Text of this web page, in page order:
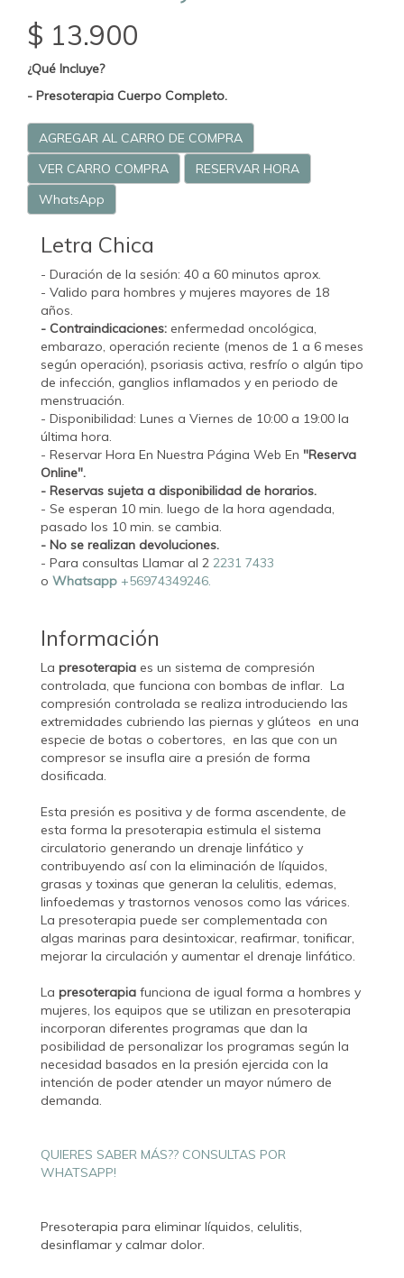
$ 13.900
¿Qué Incluye?
- Presoterapia Cuerpo Completo.
AGREGAR AL CARRO DE COMPRA
VER CARRO COMPRA
RESERVAR HORA
WhatsApp
Letra Chica
- Duración de la sesión: 40 a 60 minutos aprox.
- Valido para hombres y mujeres mayores de 18
años.
- Contraindicaciones: enfermedad oncológica,
embarazo, operación reciente (menos de 1 a 6 meses
según operación), psoriasis activa, resfrío o algún tipo
de infección, ganglios inflamados y en periodo de
menstruación.
- Disponibilidad: Lunes a Viernes de 10:00 a 19:00 la
última hora.
- Reservar Hora En Nuestra Página Web En "Reserva
Online".
- Reservas sujeta a disponibilidad de horarios.
- Se esperan 10 min. luego de la hora agendada,
pasado los 10 min. se cambia.
- No se realizan devoluciones.
- Para consultas Llamar al 2 2231 7433
o Whatsapp +56974349246.
Información
La presoterapia es un sistema de compresión
controlada, que funciona con bombas de inflar. La
compresión controlada se realiza introduciendo las
extremidades cubriendo las piernas y glúteos en una
especie de botas o cobertores, en las que con un
compresor se insufla aire a presión de forma
dosificada.
Esta presión es positiva y de forma ascendente, de
esta forma la presoterapia estimula el sistema
circulatorio generando un drenaje linfático y
contribuyendo así con la eliminación de líquidos,
grasas y toxinas que generan la celulitis, edemas,
linfoedemas y trastornos venosos como las várices.
La presoterapia puede ser complementada con
algas marinas para desintoxicar, reafirmar, tonificar,
mejorar la circulación y aumentar el drenaje linfático.
La presoterapia funciona de igual forma a hombres y
mujeres, los equipos que se utilizan en presoterapia
incorporan diferentes programas que dan la
posibilidad de personalizar los programas según la
necesidad basados en la presión ejercida con la
intención de poder atender un mayor número de
demanda.
QUIERES SABER MÁS?? CONSULTAS POR
WHATSAPP!
Presoterapia para eliminar líquidos, celulitis,
desinflamar y calmar dolor.